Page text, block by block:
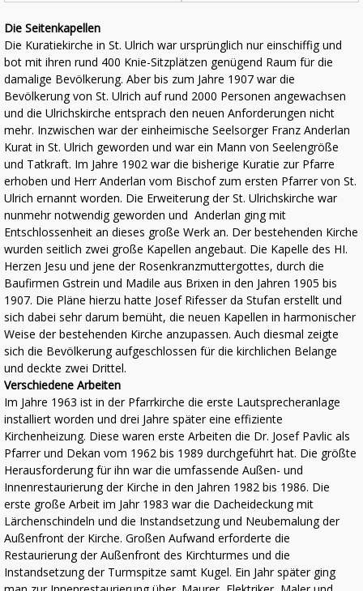
Die Seitenkapellen
Die Kuratiekirche in St. Ulrich war ursprünglich nur einschiffig und
bot mit ihren rund 400 Knie-Sitzplätzen genügend Raum für die
damalige Bevölkerung. Aber bis zum Jahre 1907 war die
Bevölkerung von St. Ulrich auf rund 2000 Personen angewachsen
und die Ulrichskirche entsprach den neuen Anforderungen nicht
mehr. Inzwischen war der einheimische Seelsorger Franz Anderlan
Kurat in St. Ulrich geworden und war ein Mann von Seelengröße
und Tatkraft. Im Jahre 1902 war die bisherige Kuratie zur Pfarre
erhoben und Herr Anderlan vom Bischof zum ersten Pfarrer von St.
Ulrich ernannt worden. Die Erweiterung der St. Ulrichskirche war
nunmehr notwendig geworden und Anderlan ging mit
Entschlossenheit an dieses große Werk an. Der bestehenden Kirche
wurden seitlich zwei große Kapellen angebaut. Die Kapelle des HI.
Herzen Jesu und jene der Rosenkranzmuttergottes, durch die
Baufirmen Gstrein und Madile aus Brixen in den Jahren 1905 bis
1907. Die Pläne hierzu hatte Josef Rifesser da Stufan erstellt und
sich dabei sehr darum bemüht, die neuen Kapellen in harmonischer
Weise der bestehenden Kirche anzupassen. Auch diesmal zeigte
sich die Bevölkerung aufgeschlossen für die kirchlichen Belange
und deckte zwei Drittel.
Verschiedene Arbeiten
Im Jahre 1963 ist in der Pfarrkirche die erste Lautsprecheranlage
installiert worden und drei Jahre später eine effiziente
Kirchenheizung. Diese waren erste Arbeiten die Dr. Josef Pavlic als
Pfarrer und Dekan vom 1962 bis 1989 durchgeführt hat. Die größte
Herausforderung für ihn war die umfassende Außen- und
Innenrestaurierung der Kirche in den Jahren 1982 bis 1986. Die
erste große Arbeit im Jahr 1983 war die Dacheideckung mit
Lärchenschindeln und die Instandsetzung und Neubemalung der
Außenfront der Kirche. Großen Aufwand erforderte die
Restaurierung der Außenfront des Kirchturmes und die
Instandsetzung der Turmspitze samt Kugel. Ein Jahr später ging